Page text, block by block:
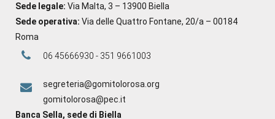
Sede legale: Via Malta, 3 – 13900 Biella
Sede operativa: Via delle Quattro Fontane, 20/a – 00184
Roma
06 45666930 - 351 9661003
segreteria@gomitolorosa.org
gomitolorosa@pec.it
Banca Sella, sede di Biella